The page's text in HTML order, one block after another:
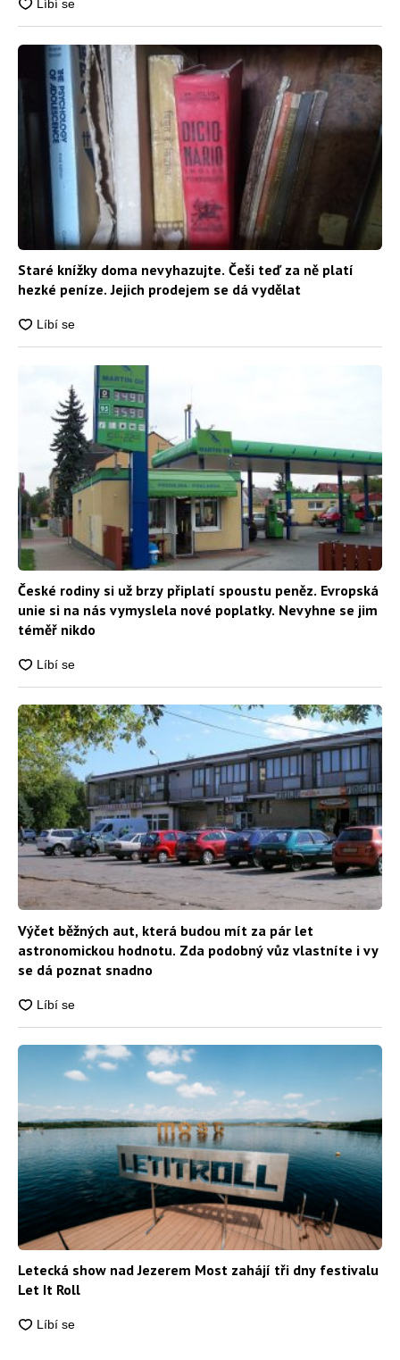
Staré knížky doma nevyhazujte. Češi teď za ně platí
hezké peníze. Jejich prodejem se dá vydělat
České rodiny si už brzy připlatí spoustu peněz. Evropská
unie si na nás vymyslela nové poplatky. Nevyhne se jim
téměř nikdo
Výčet běžných aut, která budou mít za pár let
astronomickou hodnotu. Zda podobný vůz vlastníte i vy
se dá poznat snadno
Letecká show nad Jezerem Most zahájí tři dny festivalu
Let It Roll